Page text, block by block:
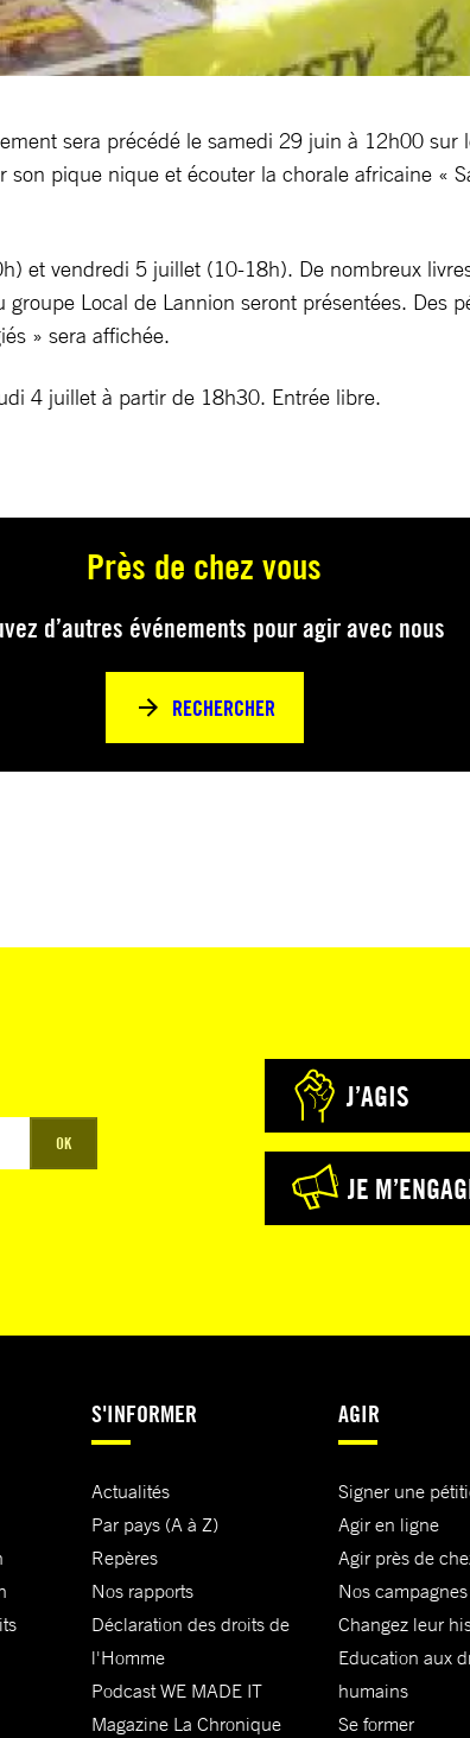
sera précédé le samedi 29 juin à 12h00 sur
pique nique et écouter la chorale africaine «
et vendredi 5 juillet (10-18h). De nombreux
Local de Lannion seront présentées. Des
» sera affichée.
4 juillet à partir de 18h30. Entrée libre.
Près de chez vous
d’autres événements pour agir avec nous
RECHERCHER
OK
J’AGIS
JE
S'INFORMER
Actualités
Par pays (A à Z)
Repères
Nos rapports
Déclaration des droits de
l'Homme
Podcast WE MADE IT
Magazine La Chronique
AGIR
Signer une
Agir en ligne
Agir près de
Nos campagnes
Changez leur
Education aux
humains
Se former